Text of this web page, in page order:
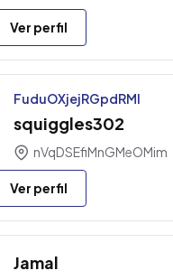
Ver perfil
FuduOXjejRGpdRMl
squiggles302
nVqDSEfiMnGMeOMim
Ver perfil
Jamal